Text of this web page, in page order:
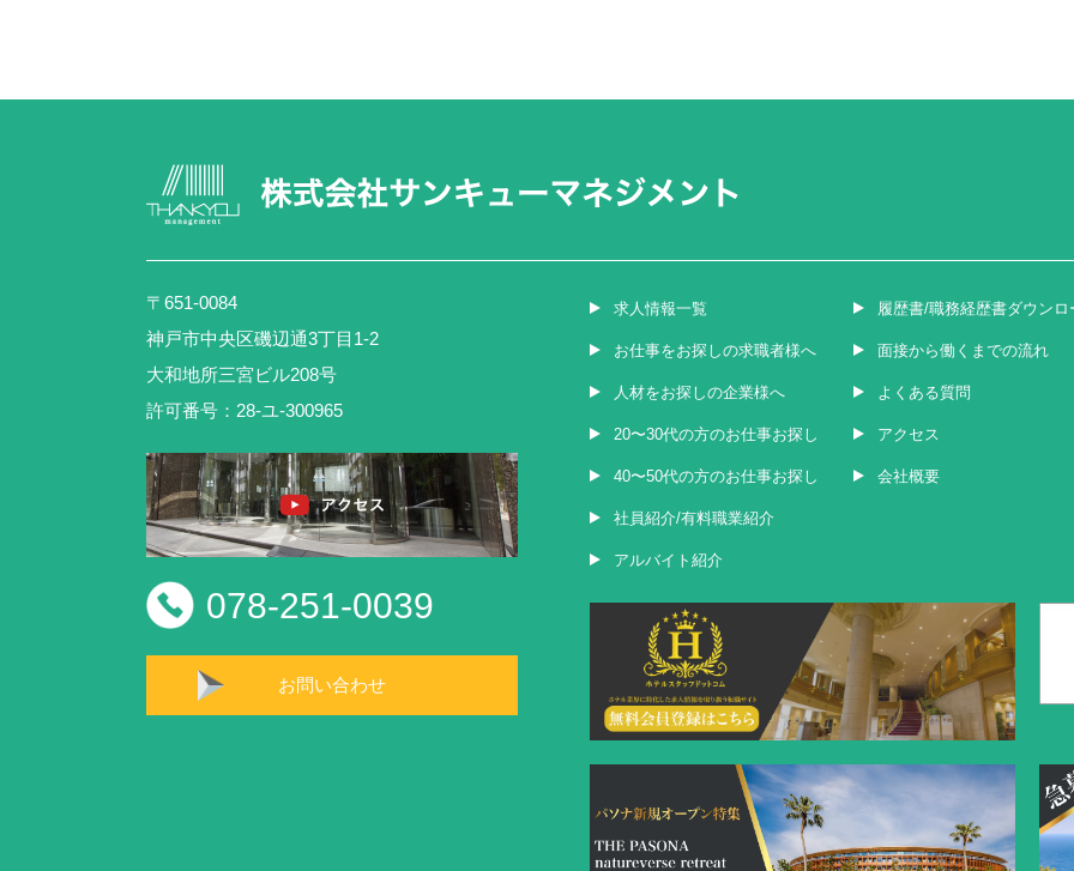
〒651-0084
神戸市中央区磯辺通3丁目1-2
大和地所三宮ビル208号
許可番号：28-ユ-300965
078-251-0039
お問い合わせ
求人情報一覧
お仕事をお探しの求職者様へ
人材をお探しの企業様へ
20〜30代の方のお仕事お探し
40〜50代の方のお仕事お探し
社員紹介/有料職業紹介
アルバイト紹介
履歴書/職務経歴書ダウンロ
面接から働くまでの流れ
よくある質問
アクセス
会社概要